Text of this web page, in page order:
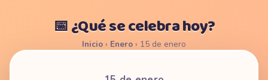
📅 ¿Qué se celebra hoy?
Inicio › Enero › 15 de enero